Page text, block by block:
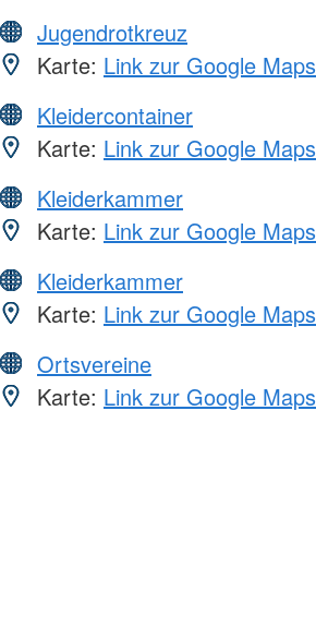
Jugendrotkreuz
Karte: Link zur Google
Kleidercontainer
Karte: Link zur Google
Kleiderkammer
Karte: Link zur Google
Kleiderkammer
Karte: Link zur Google
Ortsvereine
Karte: Link zur Google